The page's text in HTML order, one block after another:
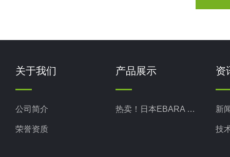
关于我们
公司简介
荣誉资质
产品展示
热卖！日本EBARA 荏原
资
新
技